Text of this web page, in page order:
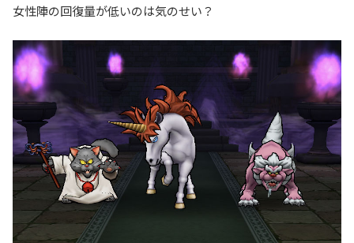
女性陣の回復量が低いのは気のせい？